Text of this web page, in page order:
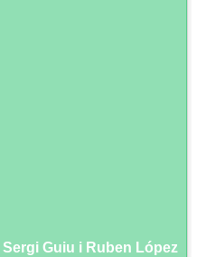
Guiu i Ruben López